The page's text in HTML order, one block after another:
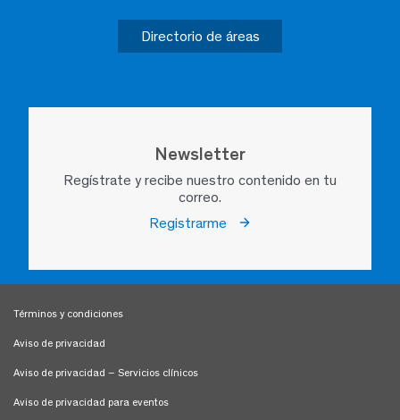
Directorio de áreas
Newsletter
Regístrate y recibe nuestro contenido en tu
correo.
Registrarme
Términos y condiciones
Aviso de privacidad
Aviso de privacidad – Servicios clínicos
Aviso de privacidad para eventos